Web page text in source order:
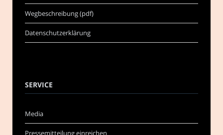
Wegbeschreibung (pdf)
Datenschutzerklärung
SERVICE
Media
Pressemitteilung einreichen